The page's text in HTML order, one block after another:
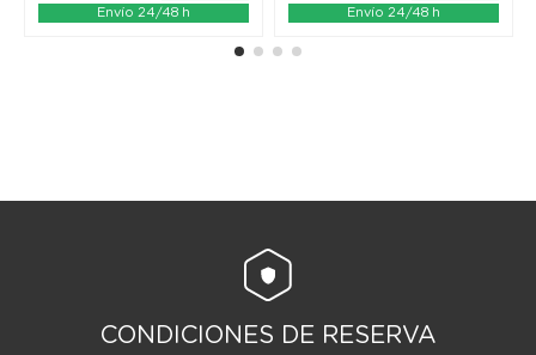
Envío 24/48 h Envío 24/48 h
CONDICIONES DE RESERVA